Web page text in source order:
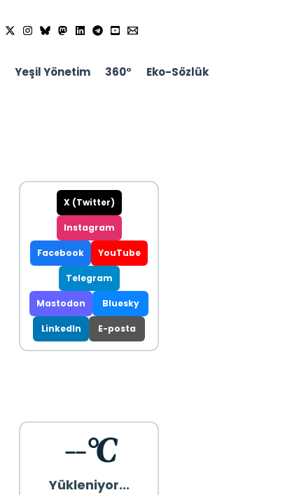
Yeşil Yönetim 360° Eko-Sözlük
X (Twitter)
Instagram
Facebook YouTube
Telegram
Mastodon Bluesky
LinkedIn E-posta
--°C
Yükleniyor...